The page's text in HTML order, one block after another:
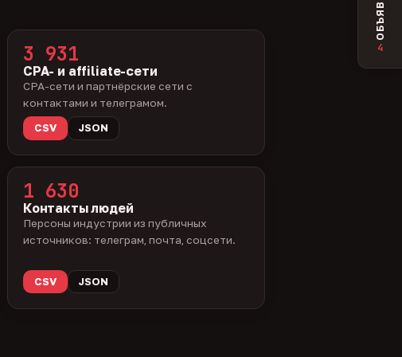
3 931
CPA- и affiliate-сети
CPA-сети и партнёрские сети с
контактами и телеграмом.
CSV
JSON
1 630
Контакты людей
Персоны индустрии из публичных
источников: телеграм, почта, соцсети.
CSV JSON
4